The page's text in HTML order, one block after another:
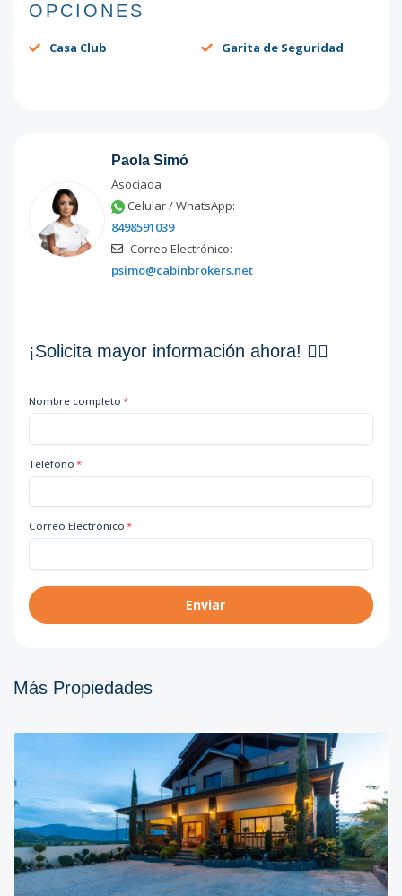
OPCIONES
Casa Club Garita de Seguridad
Paola Simó
Asociada
Celular / WhatsApp:
8498591039
Correo Electrónico:
psimo@cabinbrokers.net
¡Solicita mayor información ahora! 👇🏽
Nombre completo *
Teléfono *
Correo Electrónico *
Enviar
Más Propiedades